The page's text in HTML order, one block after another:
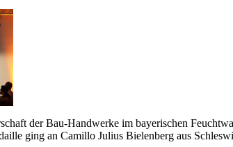
der Bau-Handwerke im bayerischen
ging an Camillo Julius Bielenberg aus